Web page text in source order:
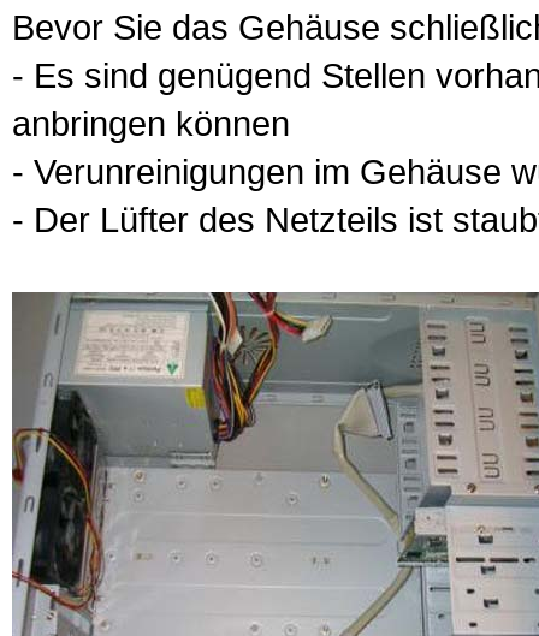
Bevor Sie das Gehäuse
- Es sind genügend Stellen
anbringen können
- Verunreinigungen im Gehäuse
- Der Lüfter des Netzteils ist